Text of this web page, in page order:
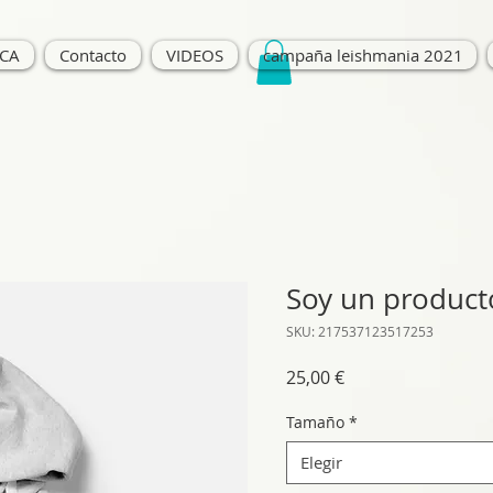
Contacto VIDEOS campaña leishmania 2021
Soy un
SKU: 217537123517253
25,00 €Precio
Tamaño *
Elegir